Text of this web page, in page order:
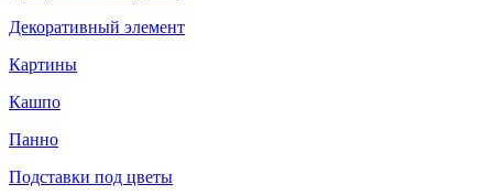
Декоративный элемент
Картины
Кашпо
Панно
Подставки под цветы